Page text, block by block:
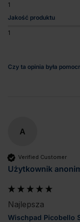
1
Jakość produktu
1
Czy ta opinia była
A
Verified Customer
Użytkownik
Najlepsza
Wischpad Picobello